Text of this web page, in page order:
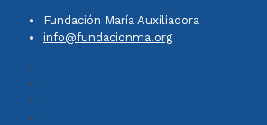
Fundación María Auxiliadora
info@fundacionma.org